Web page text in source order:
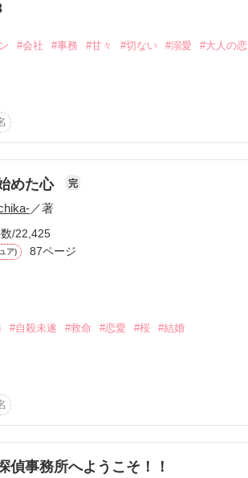
短編
ギナーズ応援コンテスト～中・長編チャ
い短編コンテスト
サイト合同企画「1話からの長編大賞」
#会社 #事務 #甘々 #切ない #溺愛 #大人の恋
いたい
万プレビュー
めた心 完
／著
/22,425
ア) 87ページ
#自殺未遂 #救命 #恋愛 #桜 #結婚
偵事務所へようこそ！！